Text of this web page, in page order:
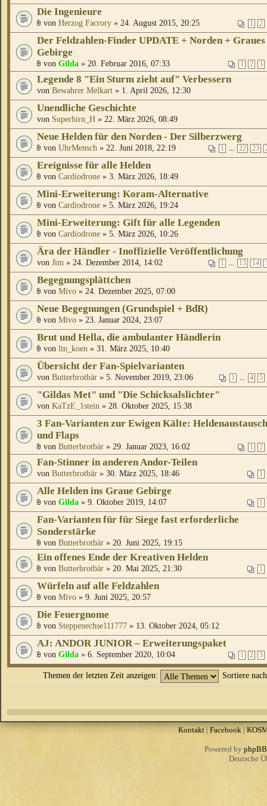
Die Ingenieure
1 2
von Herzog Facrory » 24. August 2015, 20:25
Der Feldzahlen-Finder UPDATE + Norden + Graues
Gebirge
1 2 3
von Gilda » 20. Februar 2016, 07:33
Legende 8 "Ein Sturm zieht auf" Verbessern
von Bewahrer Melkart » 1. April 2026, 12:30
Unendliche Geschichte
von Superhirn_H » 22. März 2026, 08:49
Neue Helden für den Norden - Der Silberzwerg
1 ... 22 23
von UhrMensch » 22. Juni 2018, 22:19
Ereignisse für alle Helden
von Cardiodrone » 3. März 2026, 18:49
Mini-Erweiterung: Koram-Alternative
von Cardiodrone » 5. März 2026, 19:24
Mini-Erweiterung: Gift für alle Legenden
von Cardiodrone » 5. März 2026, 10:26
Ära der Händler - Inoffizielle Veröffentlichung
1 ... 13 14
von Jim » 24. Dezember 2014, 14:02
Begegnungsplättchen
von Mivo » 24. Dezember 2025, 07:00
Neue Begegnungen (Grundspiel + BdR)
von Mivo » 23. Januar 2024, 23:07
Brut und Hella, die ambulanter Händlerin
von ltn_koen » 31. März 2025, 10:40
Übersicht der Fan-Spielvarianten
1 ... 4 5
von Butterbrotbär » 5. November 2019, 23:06
"Gildas Met" und "Die Schicksalslichter"
von KaTzE_1stein » 28. Oktober 2025, 15:38
3 Fan-Varianten zur Ewigen Kälte: Heldenaustausch
und Flaps
1 2
von Butterbrotbär » 29. Januar 2023, 16:02
Fan-Stinner in anderen Andor-Teilen
1
von Butterbrotbär » 30. März 2025, 18:46
Alle Helden ins Graue Gebirge
1
von Gilda » 9. Oktober 2019, 14:07
Fan-Varianten für für Siege fast erforderliche
Sonderstärke
von Butterbrotbär » 20. Juni 2025, 19:15
Ein offenes Ende der Kreativen Helden
1
von Butterbrotbär » 20. Mai 2025, 21:30
Würfeln auf alle Feldzahlen
von Mivo » 9. Juni 2025, 20:57
Die Feuergnome
von Steppenechse111777 » 13. Oktober 2024, 05:12
AJ: ANDOR JUNIOR – Erweiterungspaket
1 2 3
von Gilda » 6. September 2020, 10:04
Themen der letzten Zeit anzeigen: Sortiere
Kontakt|Facebook|
Powered by phpBB
Deutsche